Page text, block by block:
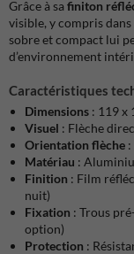
Grâce à sa finiton
visible, y compris dans
sobre et compact lui
d’environnement
Caractéristiques
Dimensions : 119 x
Visuel : Flèche
Orientation flèche
Matériau :
Finition : Film
nuit)
Fixation : Trous
option)
Protection :